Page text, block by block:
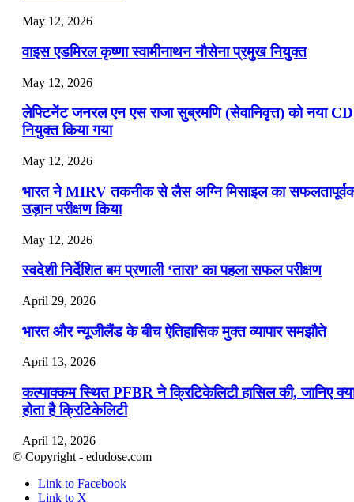
May 12, 2026
वाइस एडमिरल कृष्णा स्वामीनाथन नौसेना प्रमुख नियुक्त
May 12, 2026
लेफ्टिनेंट जनरल एन एस राजा सुब्रमणि (सेवानिवृत्त) को नया
नियुक्त किया गया
May 12, 2026
भारत ने MIRV तकनीक से लैस अग्नि मिसाइल का
उड़ान परीक्षण किया
May 12, 2026
स्वदेशी निर्देशित बम प्रणाली ‘तारा’ का पहला सफल परीक्षण
April 29, 2026
भारत और न्यूजीलैंड के बीच ऐतिहासिक मुक्त व्यापार समझौते
April 13, 2026
कल्पाक्कम स्थित PFBR ने क्रिटिकेलिटी हासिल की, जानिए
होता है क्रिटिकेलिटी
April 12, 2026
© Copyright - edudose.com
Link to Facebook
Link to X